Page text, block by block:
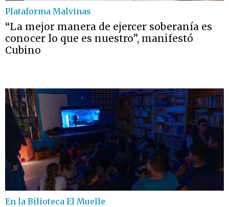
Plataforma Malvinas
“La mejor manera de ejercer soberanía es
conocer lo que es nuestro”, manifestó
Cubino
En la Bilioteca El Muelle